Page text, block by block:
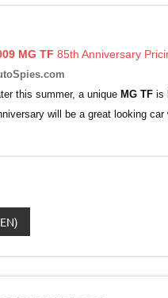
MG TF 85th Anniversary
this summer, a unique MG TF is
will be a great looking car